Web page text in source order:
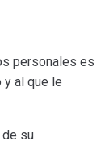
personales es
al que le
su